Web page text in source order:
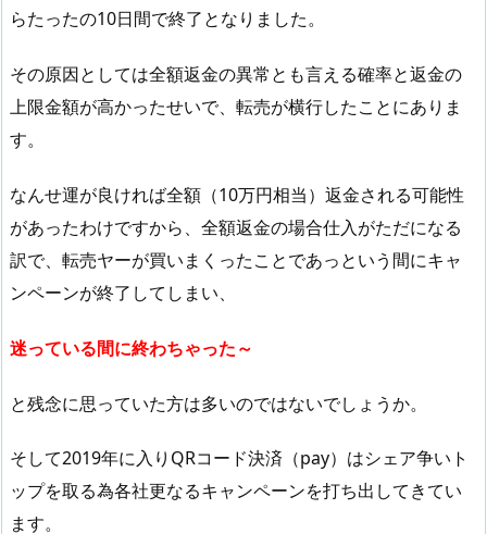
らたったの10日間で終了となりました。
その原因としては全額返金の異常とも言える確率と返金の
上限金額が高かったせいで、転売が横行したことにありま
す。
なんせ運が良ければ全額（10万円相当）返金される可能性
があったわけですから、全額返金の場合仕入がただになる
訳で、転売ヤーが買いまくったことであっという間にキャ
ンペーンが終了してしまい、
迷っている間に終わちゃった～
と残念に思っていた方は多いのではないでしょうか。
そして2019年に入りQRコード決済（pay）はシェア争いト
ップを取る為各社更なるキャンペーンを打ち出してきてい
ます。